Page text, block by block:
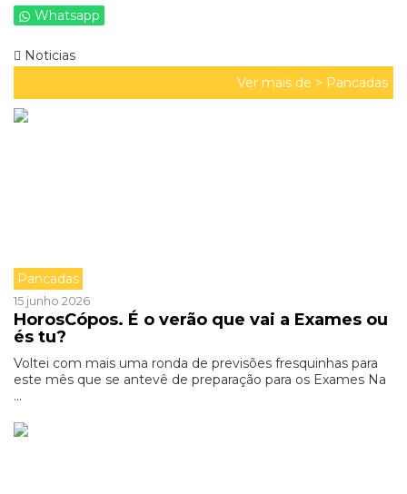
Whatsapp
Noticias
Ver mais de > Pancadas
Pancadas
15 junho 2026
HorosCópos. É o verão que vai a Exames ou
és tu?
Voltei com mais uma ronda de previsões fresquinhas para
este mês que se antevê de preparação para os Exames Na
...